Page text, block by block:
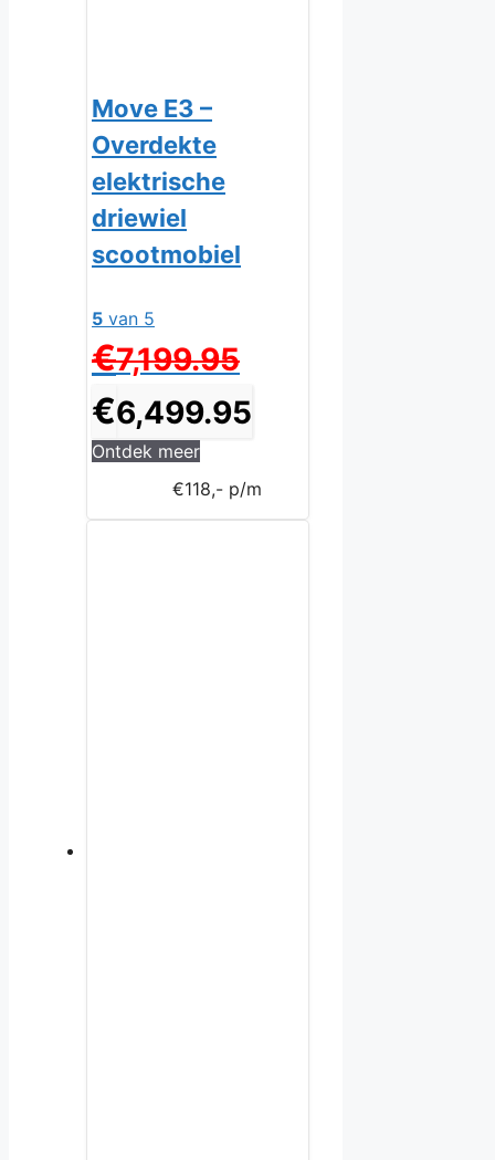
Move E3 –
Overdekte
elektrische
driewiel
scootmobiel
5 van 5
€7,199.95prijs
was:
€7,199.95.
€6,499.95
Ontdek meer
€118,- p/m